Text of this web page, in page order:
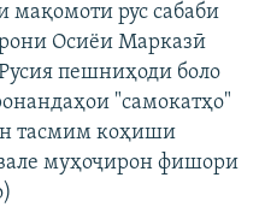
мақомоти рус сабаби
Осиёи Марказӣ
пешниҳоди боло
"самокатҳо"
тасмим коҳиши
муҳоҷирон фишори